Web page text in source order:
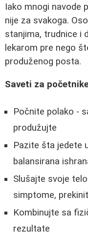
Iako mnogi navode
nije za svakoga.
stanjima, trudnice i
lekarom pre nego
produženog posta.
Saveti za
Počnite polako -
produžujte
Pazite šta jedete
balansirana
Slušajte svoje
simptome,
Kombinujte sa
rezultate